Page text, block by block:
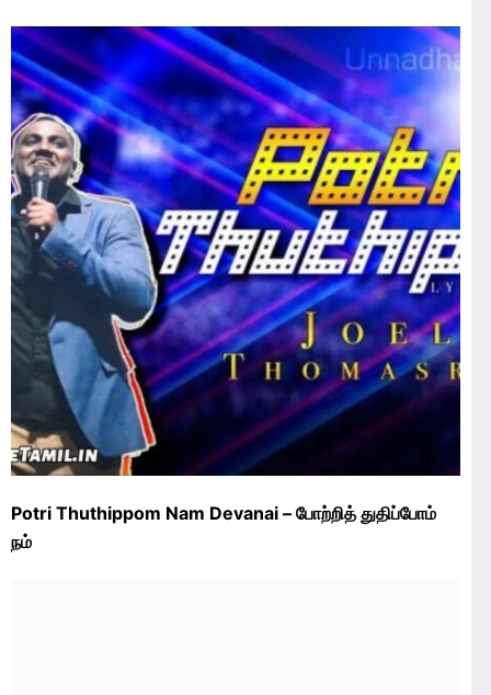
Potri Thuthippom Nam Devanai – போற்றித் துதிப்போம்
நம்